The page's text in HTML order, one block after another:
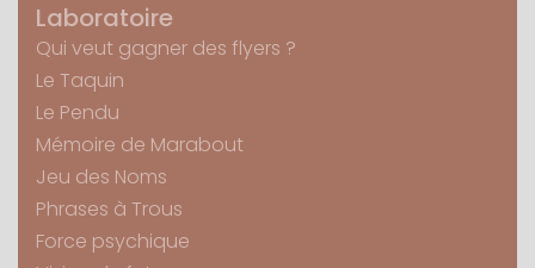
Laboratoire
Qui veut gagner des flyers ?
Le Taquin
Le Pendu
Mémoire de Marabout
Jeu des Noms
Phrases à Trous
Force psychique